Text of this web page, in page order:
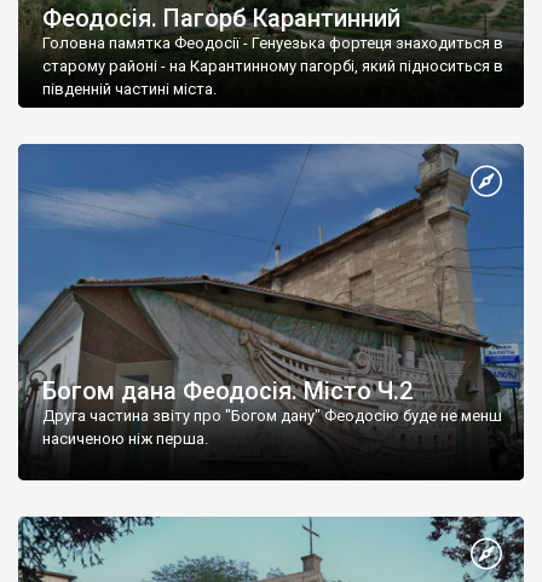
Феодосія. Пагорб Карантинний
Головна памятка Феодосії - Генуезька фортеця знаходиться в
старому районі - на Карантинному пагорбі, який підноситься в
південній частині міста.
Богом дана Феодосія. Місто Ч.2
Друга частина звіту про "Богом дану" Феодосію буде не менш
насиченою ніж перша.